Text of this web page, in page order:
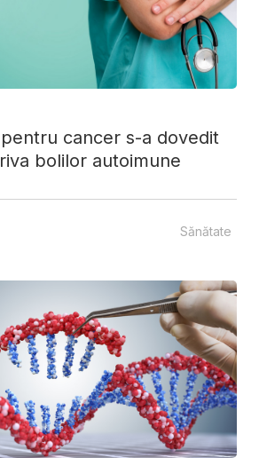
cancer s-a dovedit
bolilor autoimune
Sănătate